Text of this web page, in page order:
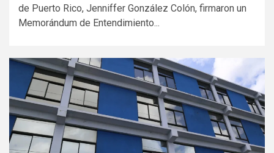
de Puerto Rico, Jenniffer González Colón, firmaron un
Memorándum de Entendimiento...